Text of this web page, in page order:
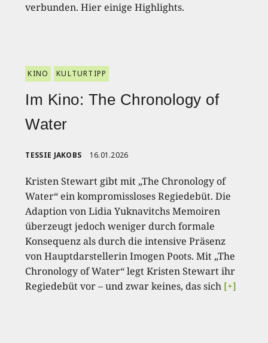
verbunden. Hier einige Highlights.
KINO KULTURTIPP
Im Kino: The Chronology of
Water
TESSIE JAKOBS 16.01.2026
Kristen Stewart gibt mit „The Chronology of
Water“ ein kompromissloses Regiedebüt. Die
Adaption von Lidia Yuknavitchs Memoiren
überzeugt jedoch weniger durch formale
Konsequenz als durch die intensive Präsenz
von Hauptdarstellerin Imogen Poots. Mit „The
Chronology of Water“ legt Kristen Stewart ihr
Regiedebüt vor – und zwar keines, das sich [+]